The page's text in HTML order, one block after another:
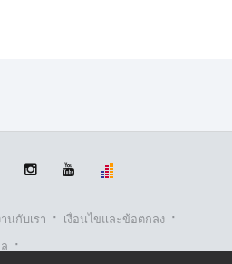
นกับเรา · เงื่อนไขและข้อตกลง ·
·